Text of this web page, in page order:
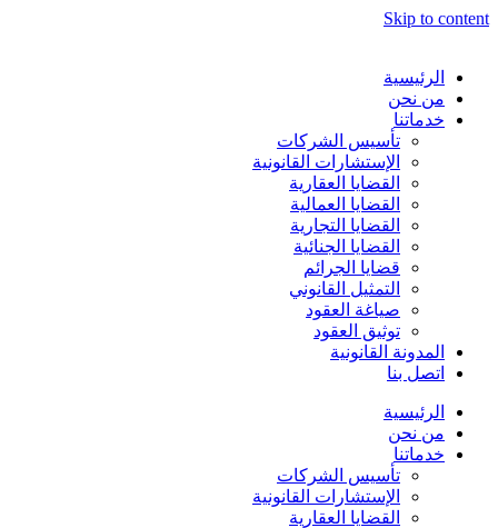
Skip to content
الرئيسية
من نحن
خدماتنا
تأسيس الشركات
الإستشارات القانونية
القضايا العقارية
القضايا العمالية
القضايا التجارية
القضايا الجنائية
قضايا الجرائم
التمثيل القانوني
صياغة العقود
توثيق العقود
المدونة القانونية
اتصل بنا
الرئيسية
من نحن
خدماتنا
تأسيس الشركات
الإستشارات القانونية
القضايا العقارية